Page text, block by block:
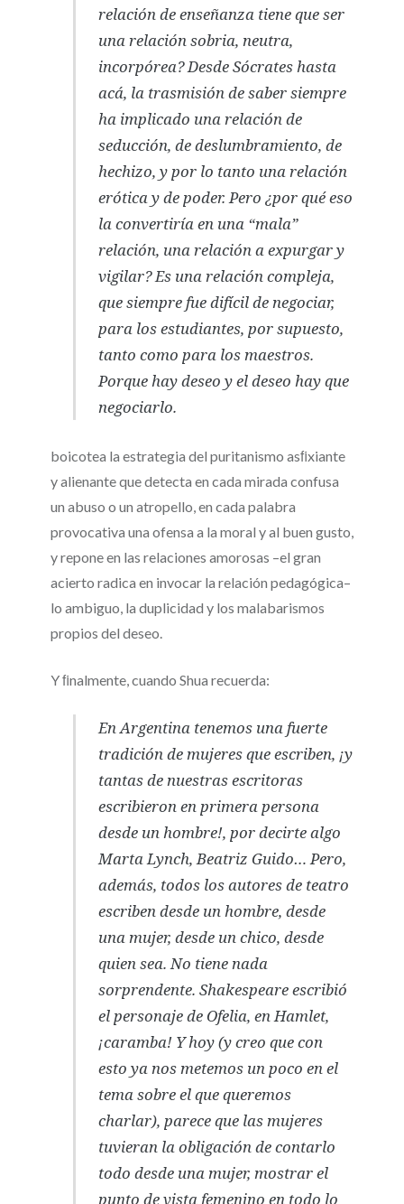
relación de enseñanza tiene que ser
una relación sobria, neutra,
incorpórea? Desde Sócrates hasta
acá, la trasmisión de saber siempre
ha implicado una relación de
seducción, de deslumbramiento, de
hechizo, y por lo tanto una relación
erótica y de poder. Pero ¿por qué eso
la convertiría en una “mala”
relación, una relación a expurgar y
vigilar? Es una relación compleja,
que siempre fue difícil de negociar,
para los estudiantes, por supuesto,
tanto como para los maestros.
Porque hay deseo y el deseo hay que
negociarlo.
boicotea la estrategia del puritanismo asﬁxiante
y alienante que detecta en cada mirada confusa
un abuso o un atropello, en cada palabra
provocativa una ofensa a la moral y al buen gusto,
y repone en las relaciones amorosas –el gran
acierto radica en invocar la relación pedagógica–
lo ambiguo, la duplicidad y los malabarismos
propios del deseo.
Y ﬁnalmente, cuando Shua recuerda:
En Argentina tenemos una fuerte
tradición de mujeres que escriben, ¡y
tantas de nuestras escritoras
escribieron en primera persona
desde un hombre!, por decirte algo
Marta Lynch, Beatriz Guido… Pero,
además, todos los autores de teatro
escriben desde un hombre, desde
una mujer, desde un chico, desde
quien sea. No tiene nada
sorprendente. Shakespeare escribió
el personaje de Ofelia, en Hamlet,
¡caramba! Y hoy (y creo que con
esto ya nos metemos un poco en el
tema sobre el que queremos
charlar), parece que las mujeres
tuvieran la obligación de contarlo
todo desde una mujer, mostrar el
punto de vista femenino en todo lo